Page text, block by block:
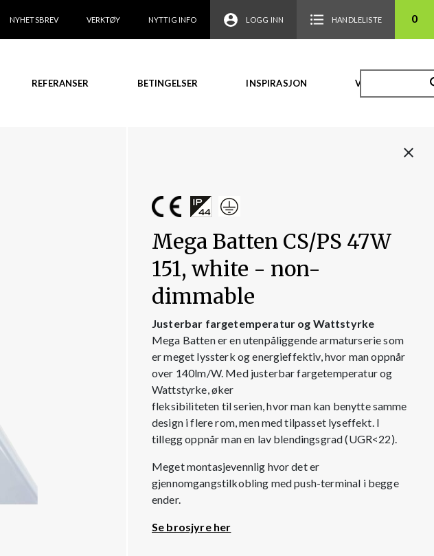
NYHETSBREV VERKTØY NYTTIG INFO LOGG INN HANDLELISTE 0
REFERANSER BETINGELSER INSPIRASJON VIDEO
Mega Batten CS/PS 47W
151, white - non-
dimmable
Justerbar fargetemperatur og Wattstyrke
Mega Batten er en utenpåliggende armaturserie som
er meget lyssterk og energieffektiv, hvor man oppnår
over 140lm/W. Med justerbar fargetemperatur og
Wattstyrke, øker
fleksibiliteten til serien, hvor man kan benytte samme
design i flere rom, men med tilpasset lyseffekt. I
tillegg oppnår man en lav blendingsgrad (UGR<22).
Meget montasjevennlig hvor det er
gjennomgangstilkobling med push-terminal i begge
ender.
Se brosjyre her